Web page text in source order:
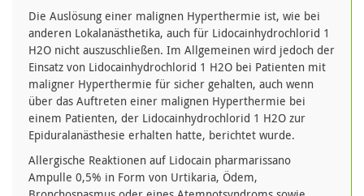
Die Auslösung einer malignen Hyperthermie ist, wie bei
anderen Lokalanästhetika, auch für Lidocainhydrochlorid 1
H2O nicht auszuschließen. Im Allgemeinen wird jedoch der
Einsatz von Lidocainhydrochlorid 1 H2O bei Patienten mit
maligner Hyperthermie für sicher gehalten, auch wenn
über das Auftreten einer malignen Hyperthermie bei
einem Patienten, der Lidocainhydrochlorid 1 H2O zur
Epiduralanästhesie erhalten hatte, berichtet wurde.
Allergische Reaktionen auf Lidocain pharmarissano
Ampulle 0,5% in Form von Urtikaria, Ödem,